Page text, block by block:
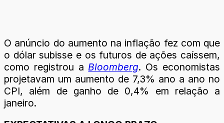
O anúncio do aumento na inflação fez com que
o dólar subisse e os futuros de ações caíssem,
como registrou a Bloomberg. Os economistas
projetavam um aumento de 7,3% ano a ano no
CPI, além de ganho de 0,4% em relação a
janeiro.